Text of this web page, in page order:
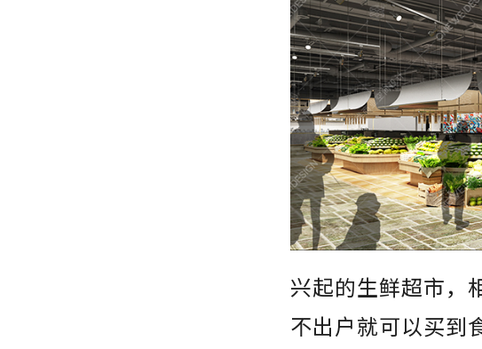
兴起的生鲜超市，
不出户就可以买到